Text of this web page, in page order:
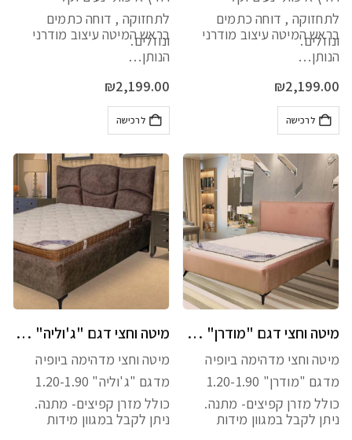
לתחזוקה , דוחה כתמים
ונוזלים.
בראש המיטה עיצוב מודרני
הנותן…
₪2,199.00
לרכישה
לתחזוקה , דוחה כתמים
ונוזלים.
בראש המיטה עיצוב מודרני
הנותן…
₪2,199.00
לרכישה
מיטה וחצי דגם "מודרן" כולל מזרן מתנה
מיטה וחצי מדהימה ביופיה
מדגם "מודרן" 1.20-1.90
כולל מזרן קפיצים- מתנה.
ניתן לקבל במגוון מידות
מיטה וחצי דגם "ג'וליה" כולל מזרן מתנה
מיטה וחצי מדהימה ביופיה
מדגם "ג'וליה" 1.20-1.90
כולל מזרן קפיצים- מתנה.
ניתן לקבל במגוון מידות